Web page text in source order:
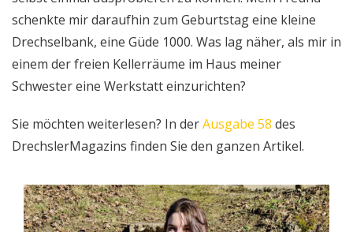
schenkte mir daraufhin zum Geburtstag eine kleine
Drechselbank, eine Güde 1000. Was lag näher, als mir in
einem der freien Kellerräume im Haus meiner
Schwester eine Werkstatt einzurichten?
Sie möchten weiterlesen? In derAusgabe 58 des
DrechslerMagazins finden Sie den ganzen Artikel.